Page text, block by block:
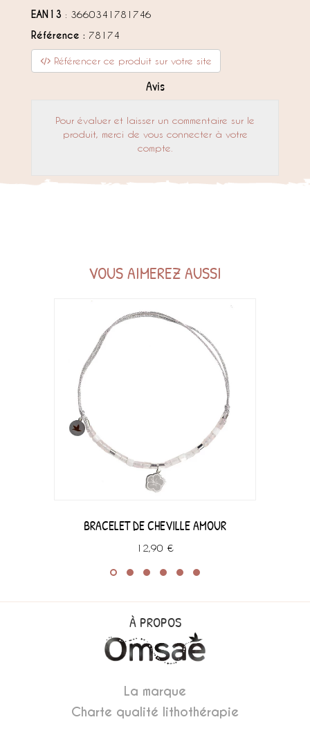
EAN13 : 3660341781746
Référence : 78174
Référencer ce produit sur votre site
Avis
Pour évaluer et laisser un commentaire sur le
produit, merci de vous connecter à votre
compte.
VOUS AIMEREZ AUSSI
BRACELET DE CHEVILLE AMOUR
12,90 €
À PROPOS
La marque
Charte qualité lithothérapie